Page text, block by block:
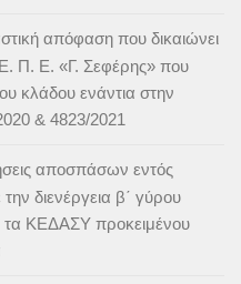
απόφαση που δικαιώνει
Π. Ε. «Γ. Σεφέρης» που
κλάδου ενάντια στην
& 4823/2021
αποσπάσων εντός
διενέργεια β΄ γύρου
τα ΚΕΔΑΣΥ προκειμένου